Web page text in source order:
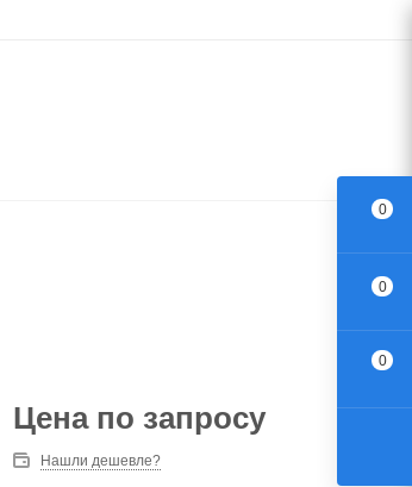
Цена по запросу
Нашли дешевле?
0
0
0